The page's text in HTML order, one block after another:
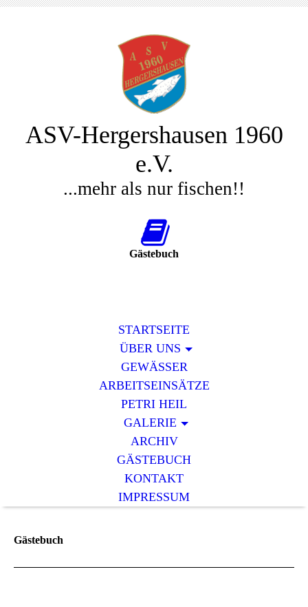
ASV-Hergershausen 1960
e.V.
...mehr als nur fischen!!
Gästebuch
STARTSEITE
ÜBER UNS
GEWÄSSER
ARBEITSEINSÄTZE
PETRI HEIL
GALERIE
ARCHIV
GÄSTEBUCH
KONTAKT
IMPRESSUM
Gästebuch